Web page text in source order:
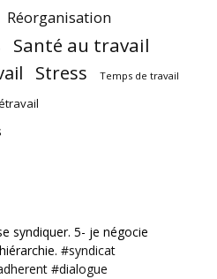
Réorganisation
Santé au travail
Stress Temps de travail
syndiquer. 5- je négocie
#syndicat
#dialogue